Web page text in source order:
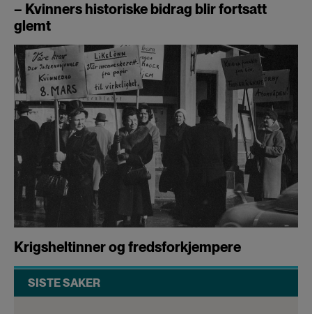
– Kvinners historiske bidrag blir fortsatt
glemt
Krigsheltinner og fredsforkjempere
SISTE SAKER